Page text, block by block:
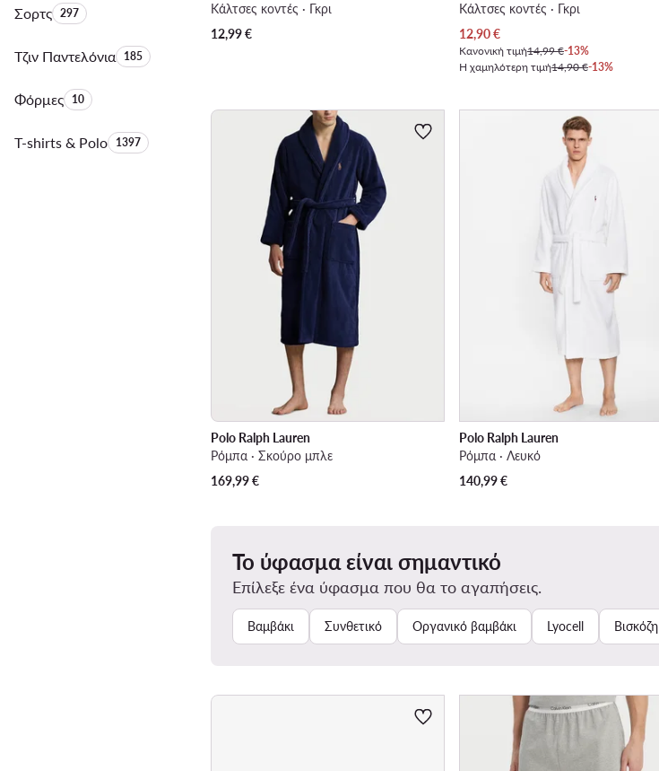
ΣορτςΑριθμός προϊόντων:
297
Τζιν ΠαντελόνιαΑριθμός προϊόντων:
185
ΦόρμεςΑριθμός προϊόντων:
10
T-shirts & PoloΑριθμός προϊόντων:
1397
Κάλτσες κοντές · Γκρι
12,99€
Κάλτσες κοντές · Γκρι
Τρέχουσα τιμή
12,90€
Κανονική τιμή14,99 €-13%
Η χαμηλότερη τιμή14,90 €-13%
Polo Ralph Lauren
Ρόμπα · Σκούρο μπλε
169,99€
Polo Ralph Lauren
Ρόμπα · Λευκό
140,99€
Το ύφασμα είναι σημαντικό
Επίλεξε ένα ύφασμα που θα το αγαπήσεις.
Βαμβάκι Συνθετικό Οργανικό βαμβάκι Lyocell Βισκόζη